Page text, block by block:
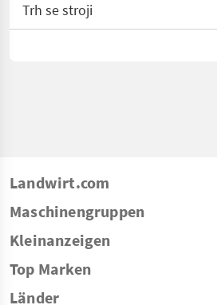
Trh se stroji
Landwirt.com
Maschinengruppen
Kleinanzeigen
Top Marken
Länder